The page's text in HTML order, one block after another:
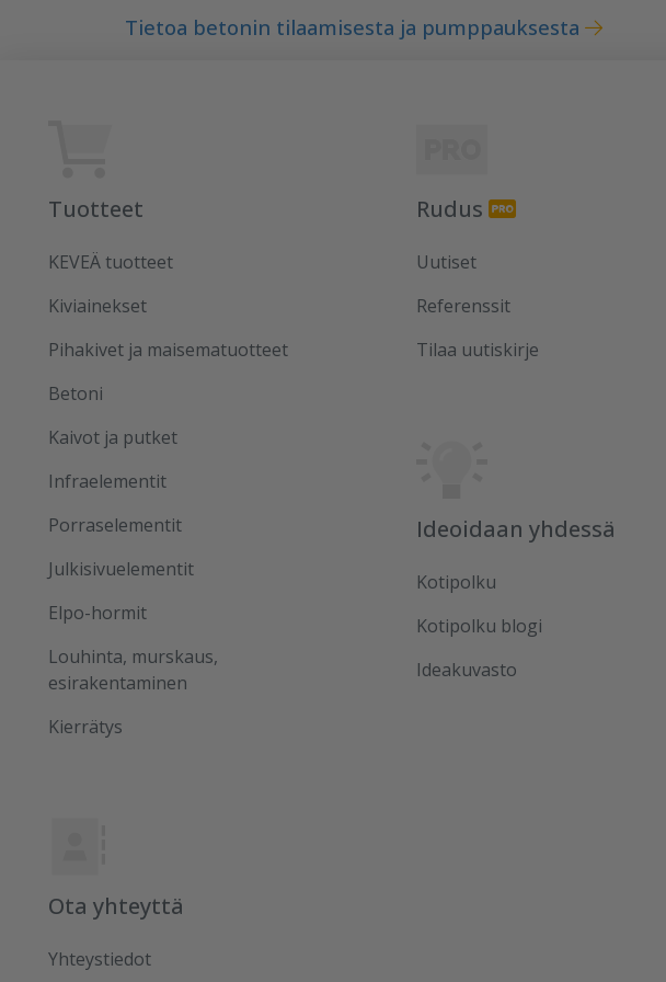
Tietoa betonin tilaamisesta ja pumppauksesta
Tuotteet
KEVEÄ tuotteet
Kiviainekset
Pihakivet ja maisematuotteet
Betoni
Kaivot ja putket
Infraelementit
Porraselementit
Julkisivuelementit
Elpo-hormit
Louhinta, murskaus,
esirakentaminen
Kierrätys
Rudus
Uutiset
Referenssit
Tilaa uutiskirje
Ideoidaan yhdessä
Kotipolku
Kotipolku blogi
Ideakuvasto
Ota yhteyttä
Yhteystiedot